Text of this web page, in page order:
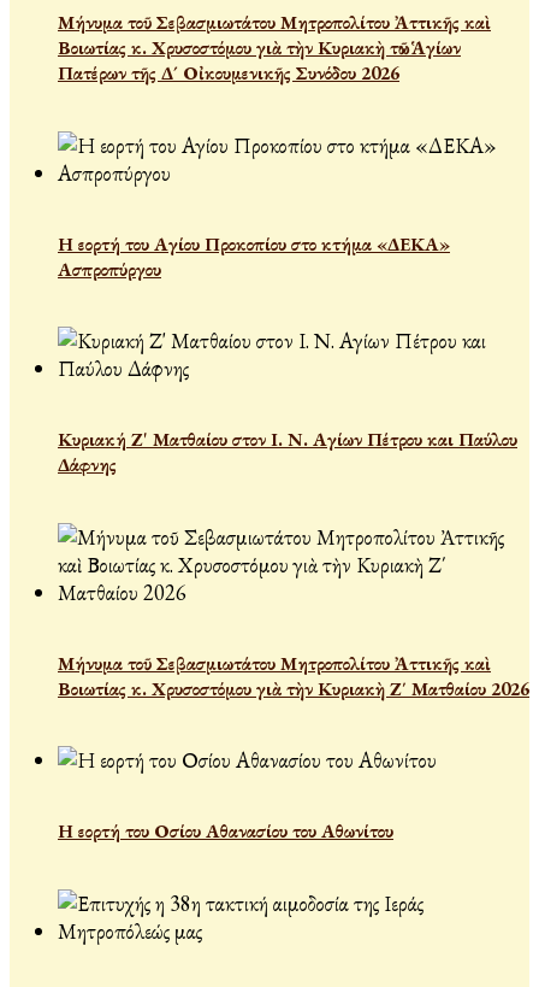
Μήνυμα τοῦ Σεβασμιωτάτου Μητροπολίτου Ἀττικῆς καὶ
Βοιωτίας κ. Χρυσοστόμου γιὰ τὴν Κυριακὴ τῶν Ἁγίων
Πατέρων τῆς Δ´ Οἰκουμενικῆς Συνόδου 2026
Η εορτή του Αγίου Προκοπίου στο κτήμα «ΔΕΚΑ»
Ασπροπύργου
Κυριακή Ζ' Ματθαίου στον Ι. Ν. Αγίων Πέτρου και Παύλου
Δάφνης
Μήνυμα τοῦ Σεβασμιωτάτου Μητροπολίτου Ἀττικῆς καὶ
Βοιωτίας κ. Χρυσοστόμου γιὰ τὴν Κυριακὴ Ζ΄ Ματθαίου 2026
Η εορτή του Οσίου Αθανασίου του Αθωνίτου